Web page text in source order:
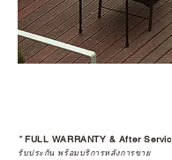
*FULL WARRANTY & After
รับประกัน พร้อมบริการหลังการขาย